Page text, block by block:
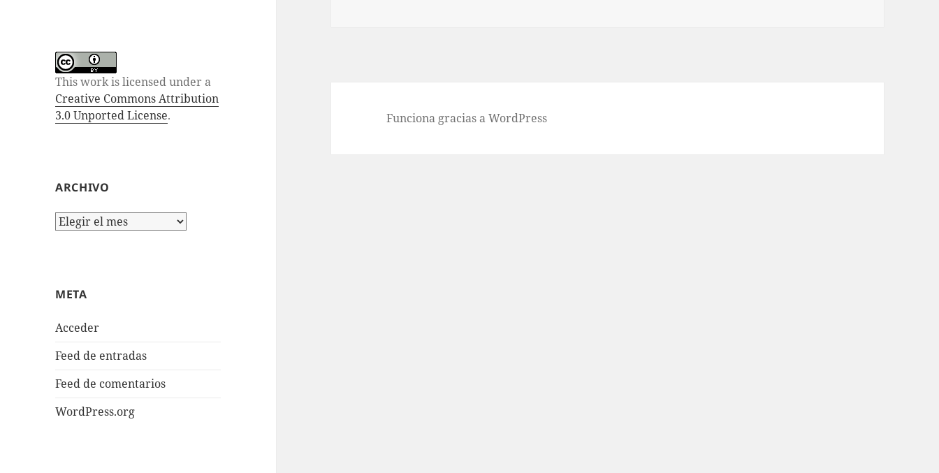
This work is licensed under a
Creative Commons Attribution
3.0 Unported License.
ARCHIVO
Archivo
META
Acceder
Feed de entradas
Feed de comentarios
WordPress.org
Funciona gracias a WordPress